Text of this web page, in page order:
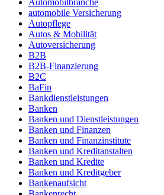
Automobilbranche
automobile Versicherung
Autopflege
Autos & Mobilität
Autoversicherung
B2B
B2B-Finanzierung
B2C
BaFin
Bankdienstleistungen
Banken
Banken und Dienstleistungen
Banken und Finanzen
Banken und Finanzinstitute
Banken und Kreditanstalten
Banken und Kredite
Banken und Kreditgeber
Bankenaufsicht